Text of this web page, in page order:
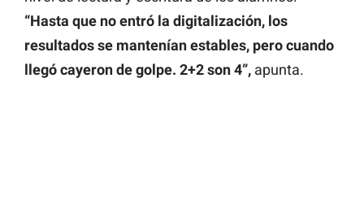
“Hasta que no entró la digitalización, los
resultados se mantenían estables, pero cuando
llegó cayeron de golpe. 2+2 son 4”, apunta.